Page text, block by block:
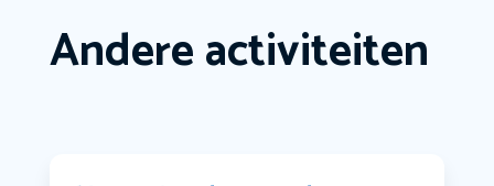
Andere activiteiten